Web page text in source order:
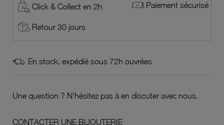
Click & Collect en 2h Paiement sécurisé
Retour 30 jours
En stock, expédié sous 72h ouvrées
Une question ? N'hésitez pas à en discuter avec nous.
CONTACTER UNE BIJOUTERIE